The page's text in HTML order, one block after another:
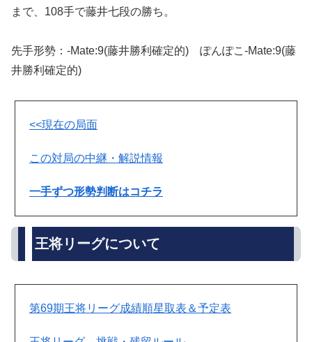
まで、108手で藤井七段の勝ち。
先手形勢：-Mate:9(藤井勝利確定的) ぽんぽこ-Mate:9(藤
井勝利確定的)
<<現在の局面
この対局の中継・解説情報
一手ずつ形勢判断はコチラ
王将リーグについて
第69期王将リーグ成績順星取表＆予定表